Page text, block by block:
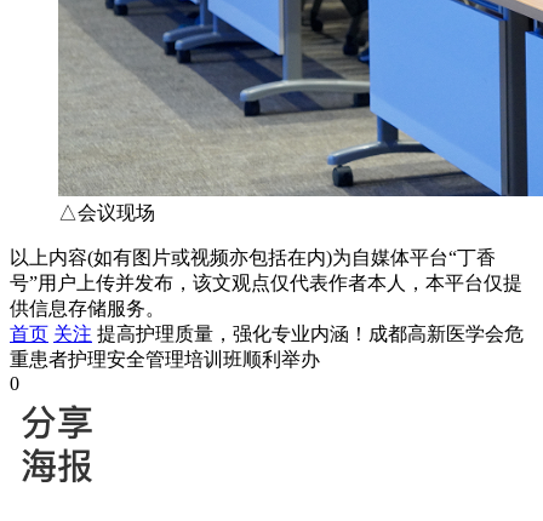
△会议现场
以上内容(如有图片或视频亦包括在内)为自媒体平台“丁香
号”用户上传并发布，该文观点仅代表作者本人，本平台仅提
供信息存储服务。
首页 关注 提高护理质量，强化专业内涵！成都高新医学会危
重患者护理安全管理培训班顺利举办
0